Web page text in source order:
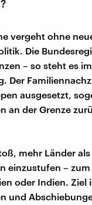
vergeht ohne
Die
– so steht es im
Der
ausgesetzt,
an der Grenze
mehr Länder
einzustufen – zum
oder Indien. Ziel
und